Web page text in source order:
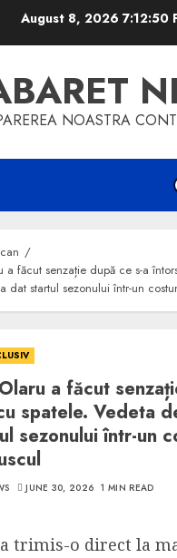
August 8, 2026 7:12:50
NOASTRA
a făcut senzație după ce s-a
dat startul sezonului într-un
a făcut
spatele. Vedeta
sezonului într-un
JUNE 30, 2026 1 MIN READ
trimis-o direct la